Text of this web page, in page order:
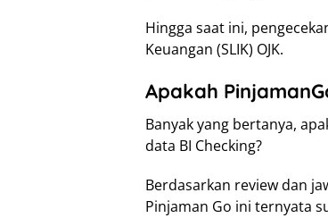
Hingga saat ini,
Keuangan (SLIK) OJK.
Apakah
Banyak yang bertanya,
data BI Checking?
Berdasarkan review dan
Pinjaman Go ini ternyata